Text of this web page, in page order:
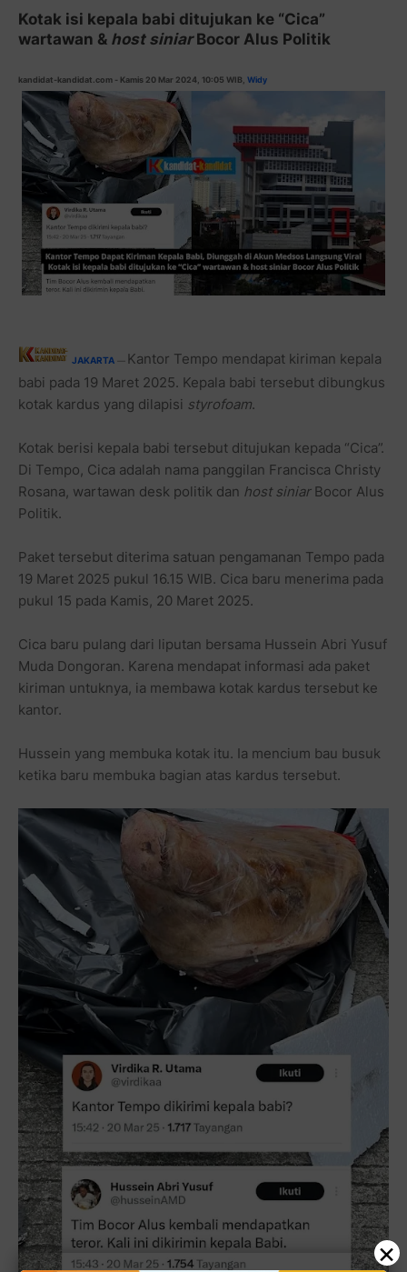
Kotak isi kepala babi ditujukan ke “Cica”
wartawan & host siniarBocor Alus Politik
kandidat-kandidat.com - Kamis 20 Mar 2024, 10:05 WIB, Widy
JAKARTA — Kantor Tempo mendapat kiriman kepala
babi pada 19 Maret 2025. Kepala babi tersebut dibungkus
kotak kardus yang dilapisi styrofoam.
Kotak berisi kepala babi tersebut ditujukan kepada “Cica”.
Di Tempo, Cica adalah nama panggilan Francisca Christy
Rosana, wartawan desk politik dan host siniarBocor Alus
Politik.
Paket tersebut diterima satuan pengamanan Tempo pada
19 Maret 2025 pukul 16.15 WIB. Cica baru menerima pada
pukul 15 pada Kamis, 20 Maret 2025.
Cica baru pulang dari liputan bersama Hussein Abri Yusuf
Muda Dongoran. Karena mendapat informasi ada paket
kiriman untuknya, ia membawa kotak kardus tersebut ke
kantor.
Hussein yang membuka kotak itu. Ia mencium bau busuk
ketika baru membuka bagian atas kardus tersebut.
×